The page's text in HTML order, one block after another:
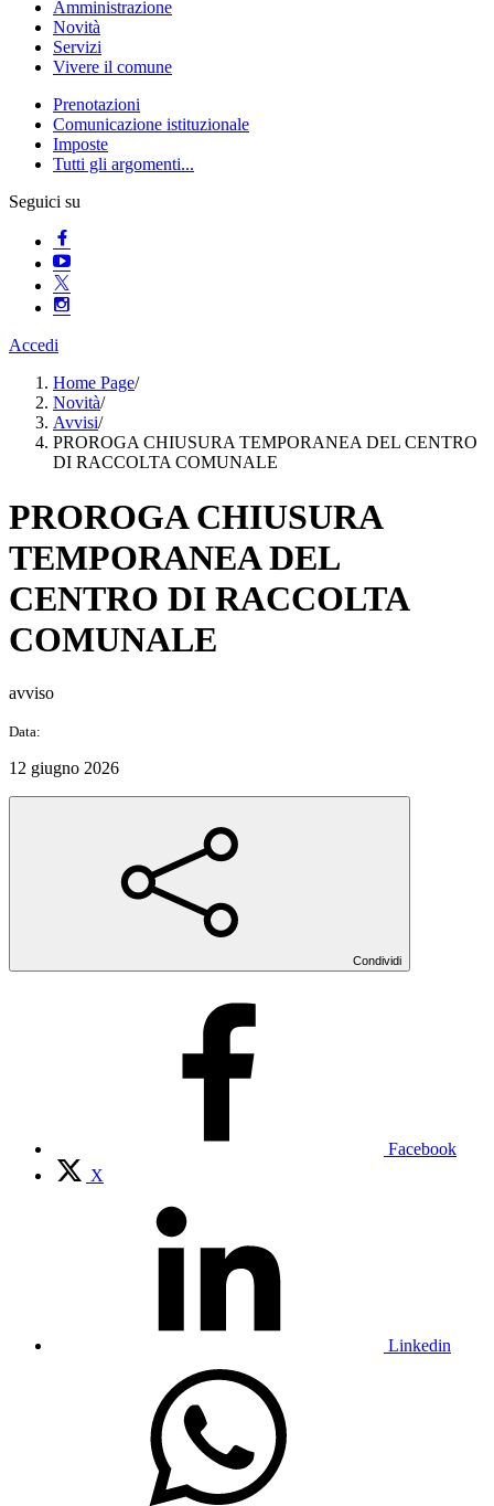
Amministrazione
Novità
Servizi
Vivere il comune
Prenotazioni
Comunicazione istituzionale
Imposte
Tutti gli argomenti...
Seguici su
Accedi
Home Page/
Novità/
Avvisi/
PROROGA CHIUSURA TEMPORANEA DEL CENTRO
DI RACCOLTA COMUNALE
PROROGA CHIUSURA
TEMPORANEA DEL
CENTRO DI RACCOLTA
COMUNALE
avviso
Data:
12 giugno 2026
Condividi
Facebook
X
Linkedin